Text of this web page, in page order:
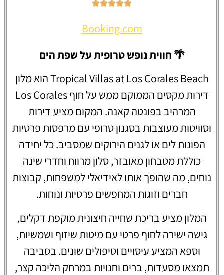
Booking.com
🌴 חווית נופש טרופית על שפת הים
Tropical Villas at Los Corales Beach הוא מלון
דירות מקסים הממוקם ממש על חוף Los Corales
המרהיב בפונטה קאנה. המקום מציע דירות
וסוויטות מעוצבות בסגנון טרופי עם מרפסות פרטיות
הפונות לים או לגנים הירוקים שמסביב. כל יחידה
כוללת מטבחון מאובזר, סלון מרווח וחדרי שינה
נוחים, מה שהופך אותו לאידיאלי למשפחות, קבוצות
חברים וזוגות המחפשים פרטיות ונוחות.
המלון מציע בריכת שחייה חיצונית מוקפת דקלים,
גישה ישירה לחוף פרטי עם מיטות שיזוף ושמשיות,
וספא המציע עיסויים וטיפולים שונים. בסביבה
תמצאו מסעדות, ברים וחנויות במרחק הליכה קצר,